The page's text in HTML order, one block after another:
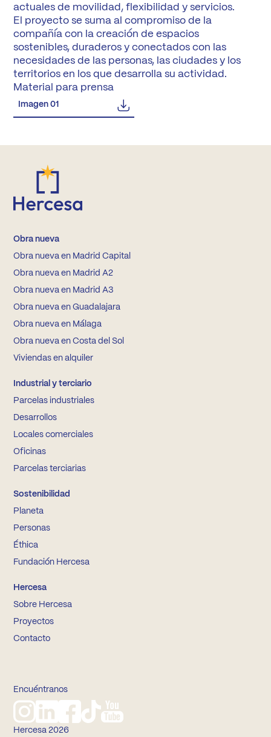
actuales de movilidad, flexibilidad y servicios.
El proyecto se suma al compromiso de la
compañía con la creación de espacios
sostenibles, duraderos y conectados con las
necesidades de las personas, las ciudades y los
territorios en los que desarrolla su actividad.
Material para prensa
Imagen 01
Obra nueva
Obra nueva en Madrid Capital
Obra nueva en Madrid A2
Obra nueva en Madrid A3
Obra nueva en Guadalajara
Obra nueva en Málaga
Obra nueva en Costa del Sol
Viviendas en alquiler
Industrial y terciario
Parcelas industriales
Desarrollos
Locales comerciales
Oficinas
Parcelas terciarias
Sostenibilidad
Planeta
Personas
Éthica
Fundación Hercesa
Hercesa
Sobre Hercesa
Proyectos
Contacto
Encuéntranos
Hercesa 2026